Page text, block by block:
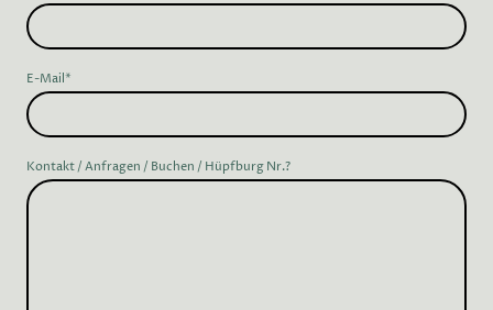
E-Mail*
Kontakt / Anfragen / Buchen / Hüpfburg Nr.?